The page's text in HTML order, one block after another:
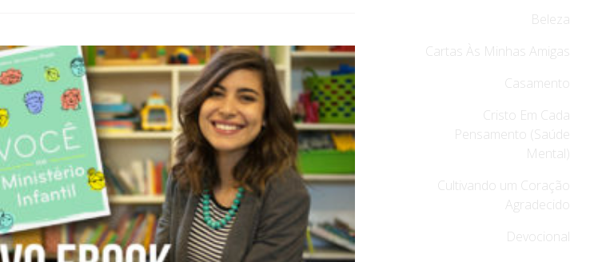
Beleza
Cartas Às Minhas Amigas
Casamento
Cristo Em Cada
Pensamento (Saúde
Mental)
Cultivando um Coração
Agradecido
Devocional